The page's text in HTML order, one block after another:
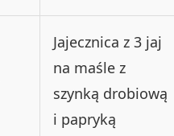
Jajecznica z 3 jaj
na maśle z
szynką drobiową
i papryką